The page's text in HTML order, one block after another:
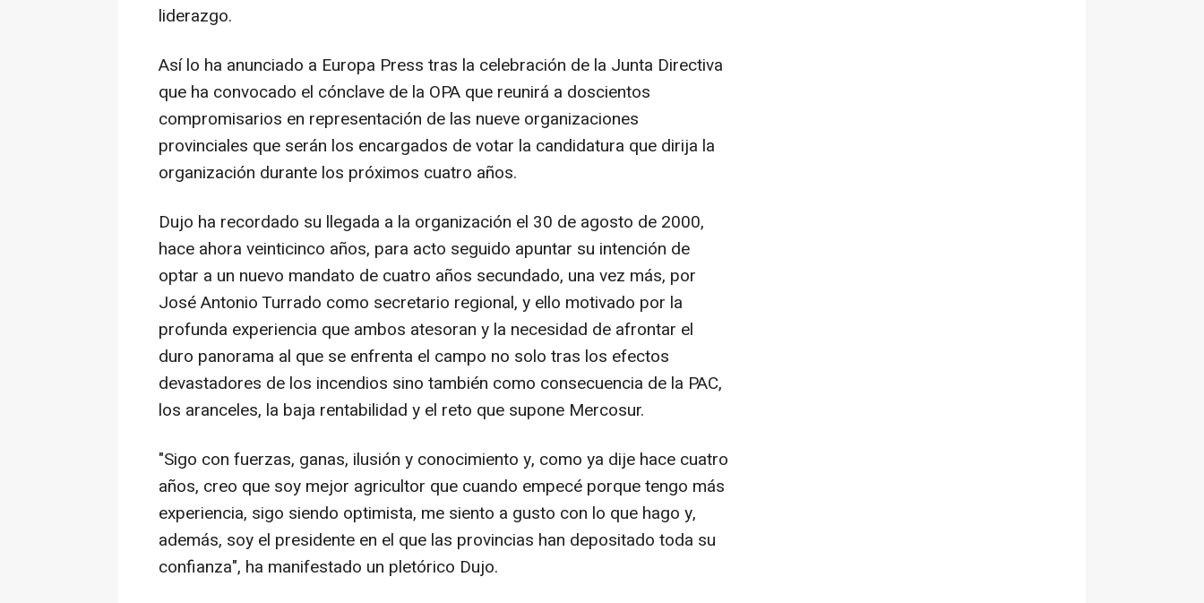
liderazgo.
Así lo ha anunciado a Europa Press tras la celebración de la Junta Directiva
que ha convocado el cónclave de la OPA que reunirá a doscientos
compromisarios en representación de las nueve organizaciones
provinciales que serán los encargados de votar la candidatura que dirija la
organización durante los próximos cuatro años.
Dujo ha recordado su llegada a la organización el 30 de agosto de 2000,
hace ahora veinticinco años, para acto seguido apuntar su intención de
optar a un nuevo mandato de cuatro años secundado, una vez más, por
José Antonio Turrado como secretario regional, y ello motivado por la
profunda experiencia que ambos atesoran y la necesidad de afrontar el
duro panorama al que se enfrenta el campo no solo tras los efectos
devastadores de los incendios sino también como consecuencia de la PAC,
los aranceles, la baja rentabilidad y el reto que supone Mercosur.
"Sigo con fuerzas, ganas, ilusión y conocimiento y, como ya dije hace cuatro
años, creo que soy mejor agricultor que cuando empecé porque tengo más
experiencia, sigo siendo optimista, me siento a gusto con lo que hago y,
además, soy el presidente en el que las provincias han depositado toda su
confianza", ha manifestado un pletórico Dujo.